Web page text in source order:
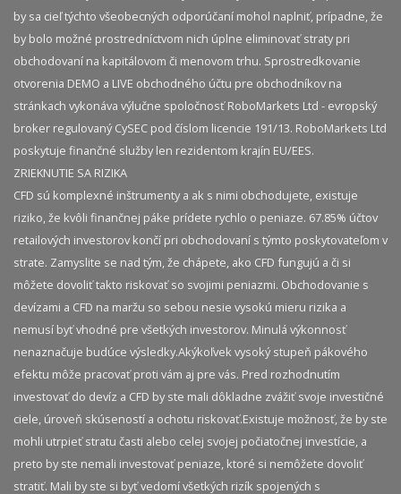
by sa cieľ týchto všeobecných odporúčaní mohol naplniť, prípadne, že
by bolo možné prostredníctvom nich úplne eliminovať straty pri
obchodovaní na kapitálovom či menovom trhu. Sprostredkovanie
otvorenia DEMO a LIVE obchodného účtu pre obchodníkov na
stránkach vykonáva výlučne spoločnosť RoboMarkets Ltd - evropský
broker regulovaný CySEC pod číslom licencie 191/13. RoboMarkets Ltd
poskytuje finančné služby len rezidentom krajín EU/EES.
ZRIEKNUTIE SA RIZIKA
CFD sú komplexné inštrumenty a ak s nimi obchodujete, existuje
riziko, že kvôli finančnej páke prídete rychlo o peniaze. 67.85% účtov
retailových investorov končí pri obchodovaní s týmto poskytovateľom v
strate. Zamyslite se nad tým, že chápete, ako CFD fungujú a či si
môžete dovoliť takto riskovať so svojimi peniazmi. Obchodovanie s
devízami a CFD na maržu so sebou nesie vysokú mieru rizika a
nemusí byť vhodné pre všetkých investorov. Minulá výkonnosť
nenaznačuje budúce výsledky.​ Akýkoľvek vysoký stupeň pákového
efektu môže pracovať proti vám aj pre vás. Pred rozhodnutím
investovať do devíz a CFD by ste mali dôkladne zvážiť svoje investičné
ciele, úroveň skúseností a ochotu riskovať.​ Existuje možnosť, že by ste
mohli utrpieť stratu časti alebo celej svojej počiatočnej investície, a
preto by ste nemali investovať peniaze, ktoré si nemôžete dovoliť
stratiť. Mali by ste si byť vedomí všetkých rizík spojených s